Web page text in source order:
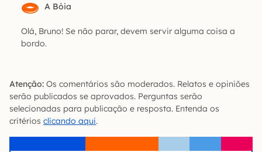
A Bóia
Olá, Bruno! Se não parar, devem servir alguma coisa a
bordo.
Atenção: Os comentários são moderados. Relatos e opiniões
serão publicados se aprovados. Perguntas serão
selecionadas para publicação e resposta. Entenda os
critérios clicando aqui.